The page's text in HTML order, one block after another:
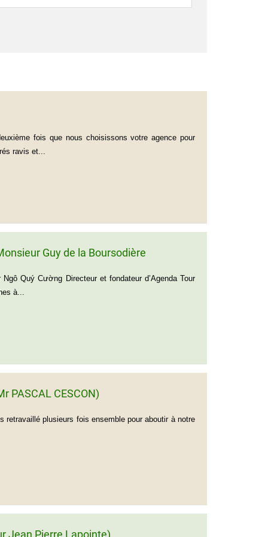
fois que nous choisissons votre agence pour
ravis et...
Guy de la Boursodière
Quý Cường Directeur et fondateur d’Agenda Tour
à...
PASCAL CESCON)
retravaillé plusieurs fois ensemble pour aboutir à notre
Jean Pierre Lapointe)